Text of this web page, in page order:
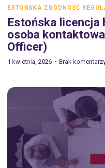
ESTOŃSKA ZGODNOŚĆ
Estońska licencja
osoba
Officer)
1 kwietnia, 2026 Brak